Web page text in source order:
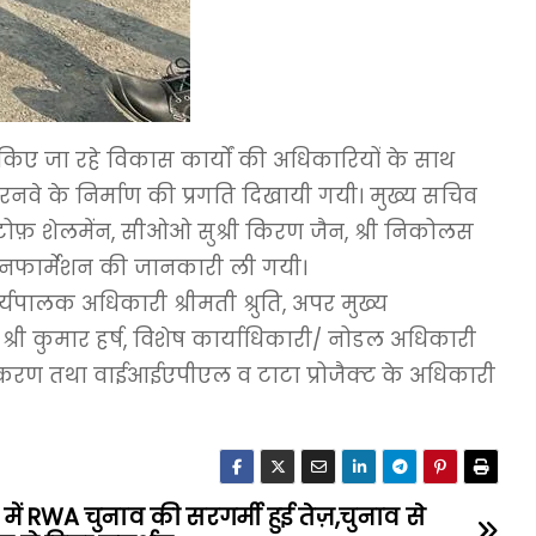
जा रहे विकास कार्यों की अधिकारियों के साथ
के निर्माण की प्रगति दिखायी गयी। मुख्य सचिव
शेलमेंन, सीओओ सुश्री किरण जैन, श्री निकोलस
की जानकारी ली गयी।
अधिकारी श्रीमती श्रुति, अपर मुख्य
कुमार हर्ष, विशेष कार्याधिकारी/ नोडल अधिकारी
तथा वाईआईएपीएल व टाटा प्रोजैक्ट के अधिकारी
RWA चुनाव की सरगर्मी हुई तेज़,चुनाव से